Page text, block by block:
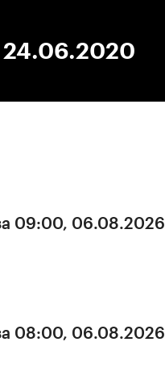
24.06.2020
09:00, 06.08.2026
08:00, 06.08.2026